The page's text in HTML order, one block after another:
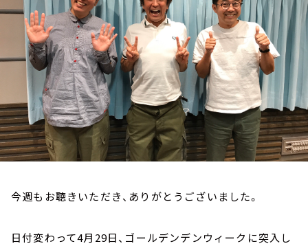
会社情報
今週もお聴きいただき、ありがとうございました。
日付変わって4月29日、ゴールデンデンウィークに突入し